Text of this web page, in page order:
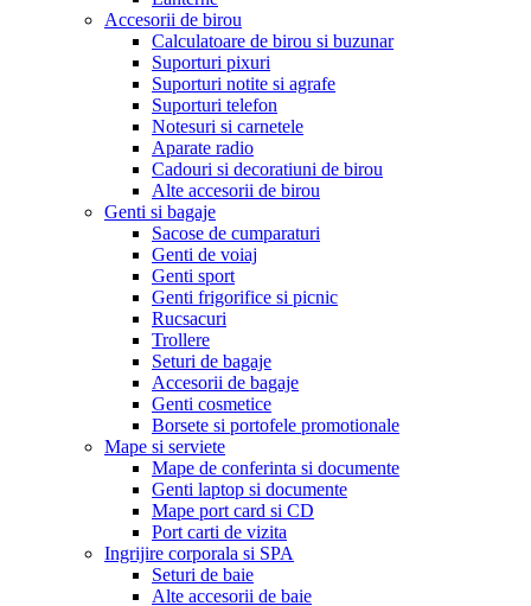
Accesorii de birou
Calculatoare de birou si buzunar
Suporturi pixuri
Suporturi notite si agrafe
Suporturi telefon
Notesuri si carnetele
Aparate radio
Cadouri si decoratiuni de birou
Alte accesorii de birou
Genti si bagaje
Sacose de cumparaturi
Genti de voiaj
Genti sport
Genti frigorifice si picnic
Rucsacuri
Trollere
Seturi de bagaje
Accesorii de bagaje
Genti cosmetice
Borsete si portofele promotionale
Mape si serviete
Mape de conferinta si documente
Genti laptop si documente
Mape port card si CD
Port carti de vizita
Ingrijire corporala si SPA
Seturi de baie
Alte accesorii de baie